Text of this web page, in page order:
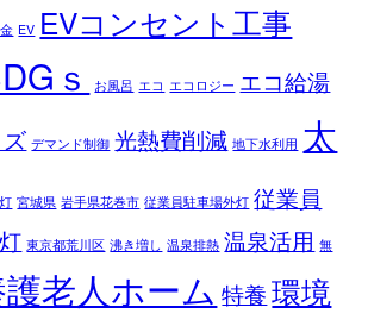
EV EVコンセント工事
ｓ お風呂 エコ エコロジー エコ給湯
デマンド制御 光熱費削減 地下水利用 太
宮城県 岩手県花巻市 従業員駐車場外灯 従業員
東京都荒川区 沸き増し 温泉排熱 温泉活用 無
老人ホーム 特養 環境